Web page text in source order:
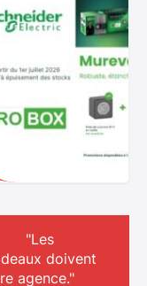
doivent
agence."